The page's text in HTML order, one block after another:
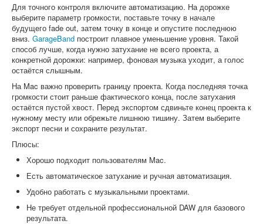
Для точного контроля включите автоматизацию. На дорожке
выберите параметр громкости, поставьте точку в начале
будущего fade out, затем точку в конце и опустите последнюю
вниз. GarageBand построит плавное уменьшение уровня. Такой
способ лучше, когда нужно затухание не всего проекта, а
конкретной дорожки: например, фоновая музыка уходит, а голос
остаётся слышным.
На Mac важно проверить границу проекта. Когда последняя точка
громкости стоит раньше фактического конца, после затухания
остаётся пустой хвост. Перед экспортом сдвиньте конец проекта к
нужному месту или обрежьте лишнюю тишину. Затем выберите
экспорт песни и сохраните результат.
Плюсы:
Хорошо подходит пользователям Mac.
Есть автоматическое затухание и ручная автоматизация.
Удобно работать с музыкальными проектами.
Не требует отдельной профессиональной DAW для базового
результата.